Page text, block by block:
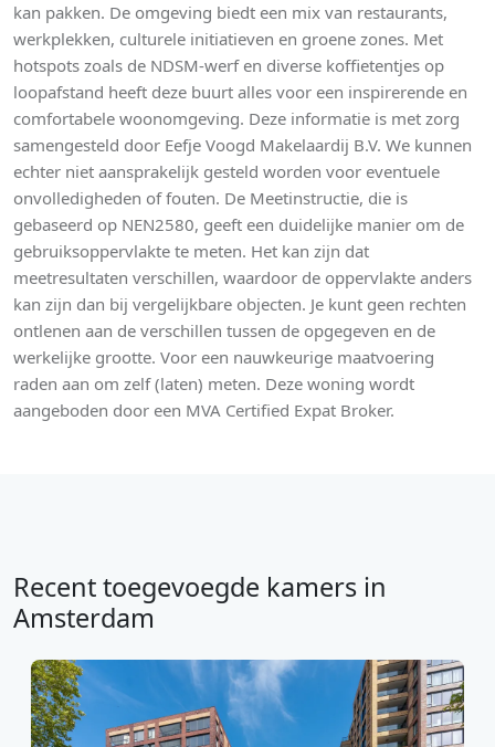
kan pakken. De omgeving biedt een mix van restaurants,
werkplekken, culturele initiatieven en groene zones. Met
hotspots zoals de NDSM-werf en diverse koffietentjes op
loopafstand heeft deze buurt alles voor een inspirerende en
comfortabele woonomgeving. Deze informatie is met zorg
samengesteld door Eefje Voogd Makelaardij B.V. We kunnen
echter niet aansprakelijk gesteld worden voor eventuele
onvolledigheden of fouten. De Meetinstructie, die is
gebaseerd op NEN2580, geeft een duidelijke manier om de
gebruiksoppervlakte te meten. Het kan zijn dat
meetresultaten verschillen, waardoor de oppervlakte anders
kan zijn dan bij vergelijkbare objecten. Je kunt geen rechten
ontlenen aan de verschillen tussen de opgegeven en de
werkelijke grootte. Voor een nauwkeurige maatvoering
raden aan om zelf (laten) meten. Deze woning wordt
aangeboden door een MVA Certified Expat Broker.
Recent toegevoegde kamers in
Amsterdam